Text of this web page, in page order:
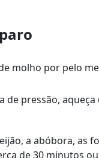
molho por pelo
de pressão,
a abóbora, as
de 30 minutos